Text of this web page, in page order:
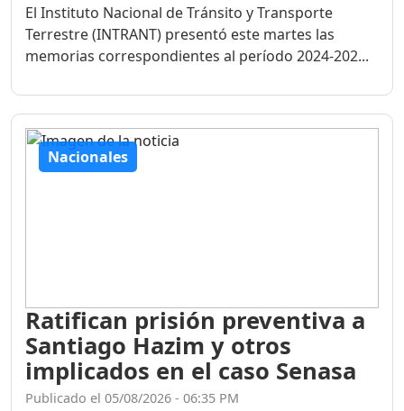
Terrestre (INTRANT) presentó este martes las
memorias correspondientes al período 2024-202...
Nacionales
Santiago Hazim y otros
implicados en el caso Senasa
Publicado el 05/08/2026 - 06:35 PM
El juez Deiby Timoteo Peguero, del Spétimo